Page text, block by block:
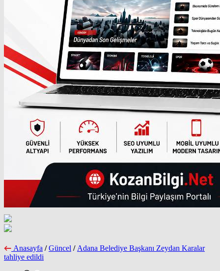
Anasayfa / Güncel / Adana Belediye Başkanı Zeydan Karalar
tahliye edildi